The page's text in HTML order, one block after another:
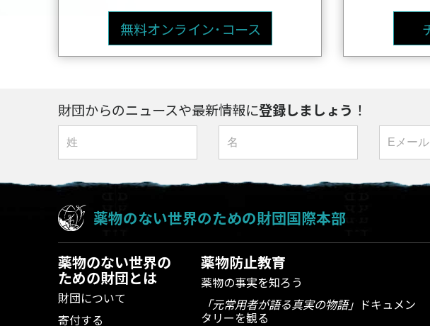
無料オンライン･コース
財団からのニュースや最新情報に登録しましょう ！
薬物のない世界のための財団国際本部
薬物のない世界の
ための財団とは
財団について
寄付する
薬物防止教育
薬物の事実を知ろう
「元常用者が語る真実の物語」 ドキュメン
タリーを観る